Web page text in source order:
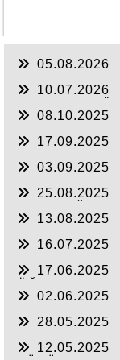
05.08.2026
10.07.2026
08.10.2025
17.09.2025
03.09.2025
25.08.2025
13.08.2025
16.07.2025
17.06.2025
02.06.2025
28.05.2025
12.05.2025